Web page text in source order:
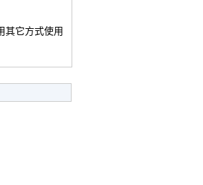
其它方式使用